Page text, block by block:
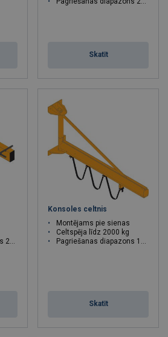
Skatīt
Konsoles celtnis
Montējams pie sienas
Celtspēja līdz 2000 kg
Pagriešanas diapazons 180°
Skatīt